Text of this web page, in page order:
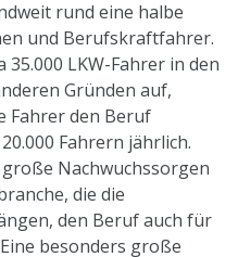
rund eine halbe
und Berufskraftfahrer.
35.000 LKW-Fahrer in den
Gründen auf,
Fahrer den Beruf
Fahrern jährlich.
Nachwuchssorgen
die die
den Beruf auch für
besonders große